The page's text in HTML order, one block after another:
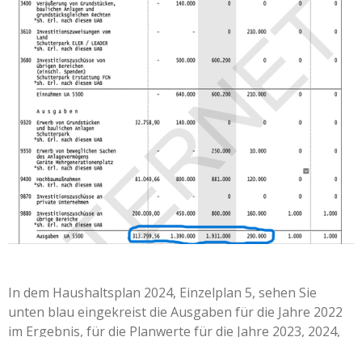
In dem Haushaltsplan 2024, Einzelplan 5, sehen Sie
unten blau eingekreist die Ausgaben für die Jahre 2022
im Ergebnis, für die Planwerte für die Jahre 2023, 2024,